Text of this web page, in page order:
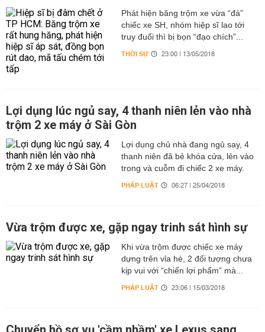
Phát hiện băng trộm xe vừa “đá”
chiếc xe SH, nhóm hiệp sĩ lao tới
truy đuổi thì bị bọn “đạo chích”...
THỜI SỰ 23:00 | 13/05/2018
Lợi dụng lúc ngủ say, 4 thanh niên lẻn vào nhà
trộm 2 xe máy ở Sài Gòn
Lợi dụng chủ nhà đang ngủ say, 4
thanh niên đã bẻ khóa cửa, lẻn vào
trong và cuỗm đi chiếc 2 xe máy.
PHÁP LUẬT 06:27 | 25/04/2018
Vừa trộm được xe, gặp ngay trinh sát hình sự
Khi vừa trộm được chiếc xe máy
dựng trên vỉa hè, 2 đối tượng chưa
kịp vui với “chiến lợi phẩm” mà...
PHÁP LUẬT 23:06 | 15/03/2018